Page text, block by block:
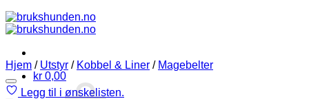
kr 0,00
Hjem / Utstyr / Kobbel & Liner / Magebelter
Legg til i ønskelisten.